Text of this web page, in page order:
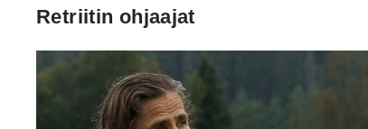
Retriitin ohjaajat